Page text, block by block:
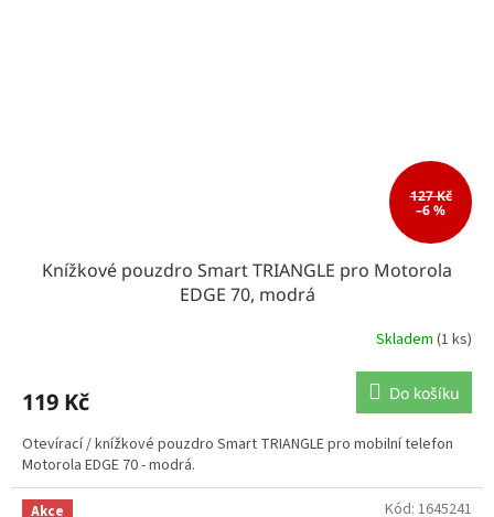
127 Kč
–6 %
Knížkové pouzdro Smart TRIANGLE pro Motorola
EDGE 70, modrá
Skladem (1 ks)
119 Kč Do košíku
Otevírací / knížkové pouzdro Smart TRIANGLE pro mobilní telefon
Motorola EDGE 70 - modrá.
Akce Kód: 1645241